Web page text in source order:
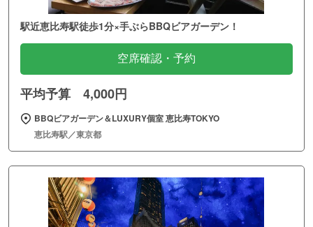
駅近恵比寿駅徒歩1分×手ぶらBBQビアガーデン！
空席確認・予約
平均予算 4,000円
BBQビアガーデン＆LUXURY個室 恵比寿TOKYO
恵比寿駅／東京都